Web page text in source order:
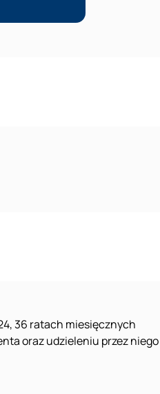
36 ratach miesięcznych
oraz udzieleniu przez